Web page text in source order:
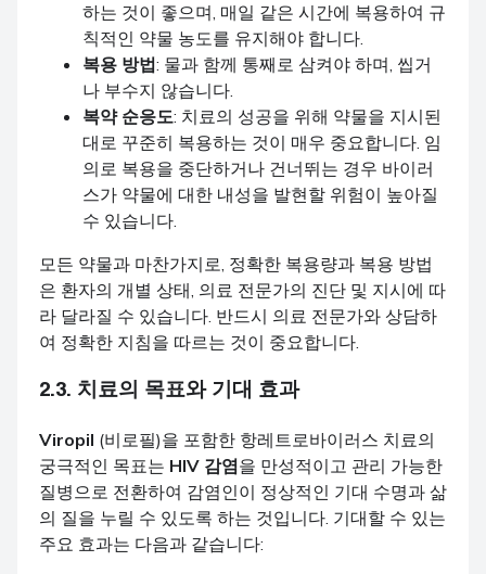
하는 것이 좋으며, 매일 같은 시간에 복용하여 규
칙적인 약물 농도를 유지해야 합니다.
복용 방법: 물과 함께 통째로 삼켜야 하며, 씹거
나 부수지 않습니다.
복약 순응도: 치료의 성공을 위해 약물을 지시된
대로 꾸준히 복용하는 것이 매우 중요합니다. 임
의로 복용을 중단하거나 건너뛰는 경우 바이러
스가 약물에 대한 내성을 발현할 위험이 높아질
수 있습니다.
모든 약물과 마찬가지로, 정확한 복용량과 복용 방법
은 환자의 개별 상태, 의료 전문가의 진단 및 지시에 따
라 달라질 수 있습니다. 반드시 의료 전문가와 상담하
여 정확한 지침을 따르는 것이 중요합니다.
2.3. 치료의 목표와 기대 효과
Viropil (비로필)을 포함한 항레트로바이러스 치료의
궁극적인 목표는 HIV 감염을 만성적이고 관리 가능한
질병으로 전환하여 감염인이 정상적인 기대 수명과 삶
의 질을 누릴 수 있도록 하는 것입니다. 기대할 수 있는
주요 효과는 다음과 같습니다: